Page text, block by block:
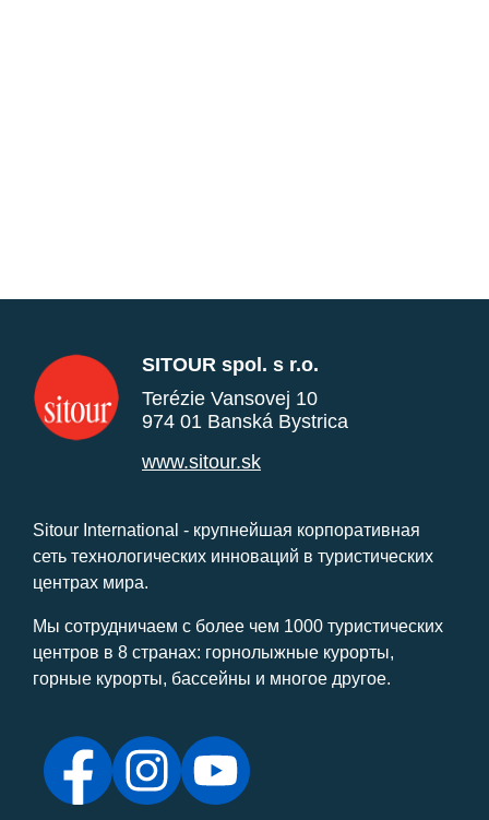
SITOUR spol. s r.o.
Terézie Vansovej 10
974 01 Banská Bystrica
www.sitour.sk
Sitour International - крупнейшая корпоративная
сеть технологических инноваций в туристических
центрах мира.
Мы сотрудничаем с более чем 1000 туристических
центров в 8 странах: горнолыжные курорты,
горные курорты, бассейны и многое другое.